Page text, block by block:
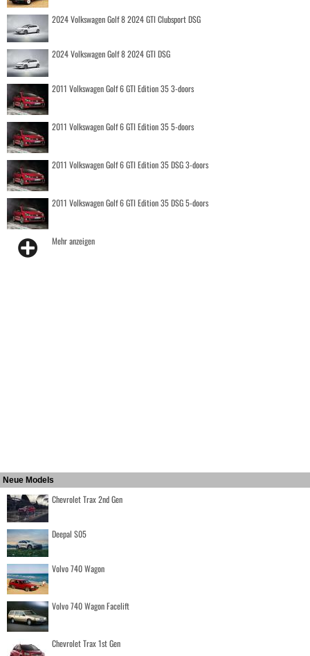
2024 Volkswagen Golf 8 2024 GTI Clubsport DSG
2024 Volkswagen Golf 8 2024 GTI DSG
2011 Volkswagen Golf 6 GTI Edition 35 3-doors
2011 Volkswagen Golf 6 GTI Edition 35 5-doors
2011 Volkswagen Golf 6 GTI Edition 35 DSG 3-doors
2011 Volkswagen Golf 6 GTI Edition 35 DSG 5-doors
Mehr anzeigen
Neue Models
Chevrolet Trax 2nd Gen
Deepal S05
Volvo 740 Wagon
Volvo 740 Wagon Facelift
Chevrolet Trax 1st Gen